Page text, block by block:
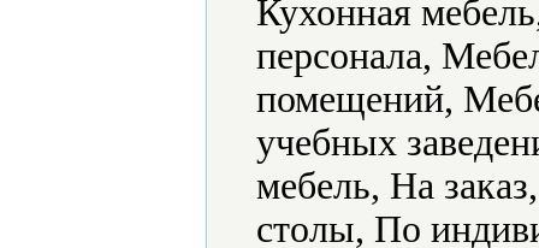
Кухонная
персонала,
помещений,
учебных
мебель, На
столы, По